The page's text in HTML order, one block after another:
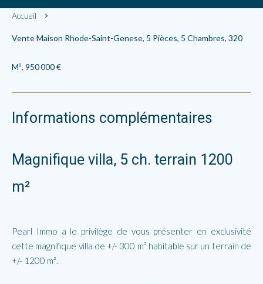
Accueil
Vente Maison Rhode-Saint-Genese, 5 Pièces, 5 Chambres, 320
M², 950 000 €
Informations complémentaires
Magnifique villa, 5 ch. terrain 1200
m²
Pearl Immo a le privilège de vous présenter en exclusivité
cette magnifique villa de +/- 300 m² habitable sur un terrain de
+/- 1200 m².